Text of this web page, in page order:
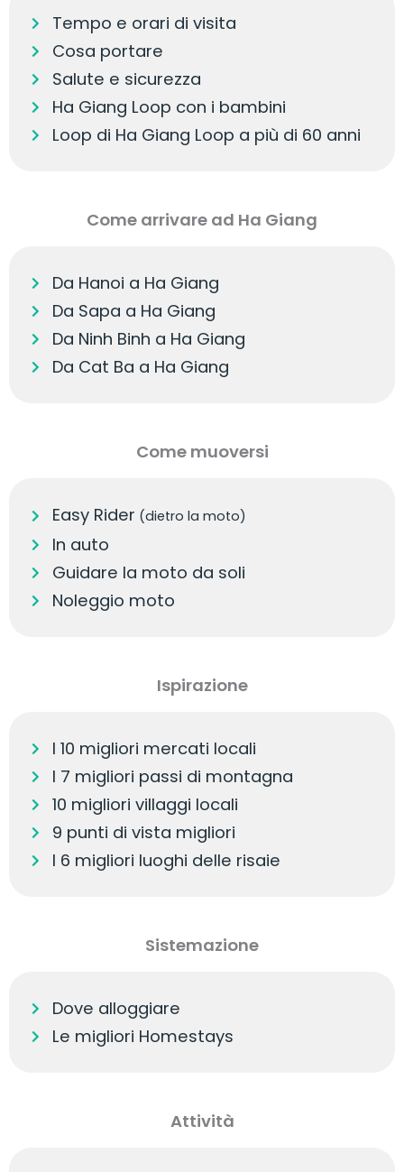
Tempo e orari di visita
Cosa portare
Salute e sicurezza
Ha Giang Loop con i bambini
Loop di Ha Giang Loop a più di 60 anni
Come arrivare ad Ha Giang
Da Hanoi a Ha Giang
Da Sapa a Ha Giang
Da Ninh Binh a Ha Giang
Da Cat Ba a Ha Giang
Come muoversi
Easy Rider (dietro la moto)
In auto
Guidare la moto da soli
Noleggio moto
Ispirazione
I 10 migliori mercati locali
I 7 migliori passi di montagna
10 migliori villaggi locali
9 punti di vista migliori
I 6 migliori luoghi delle risaie
Sistemazione
Dove alloggiare
Le migliori Homestays
Attività